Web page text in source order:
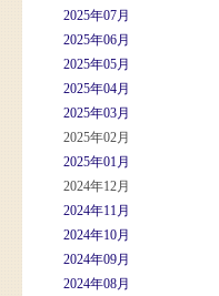
2025年07月
2025年06月
2025年05月
2025年04月
2025年03月
2025年02月
2025年01月
2024年12月
2024年11月
2024年10月
2024年09月
2024年08月